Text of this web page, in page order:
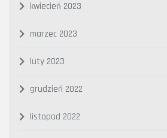
kwiecień 2023
marzec 2023
luty 2023
grudzień 2022
listopad 2022